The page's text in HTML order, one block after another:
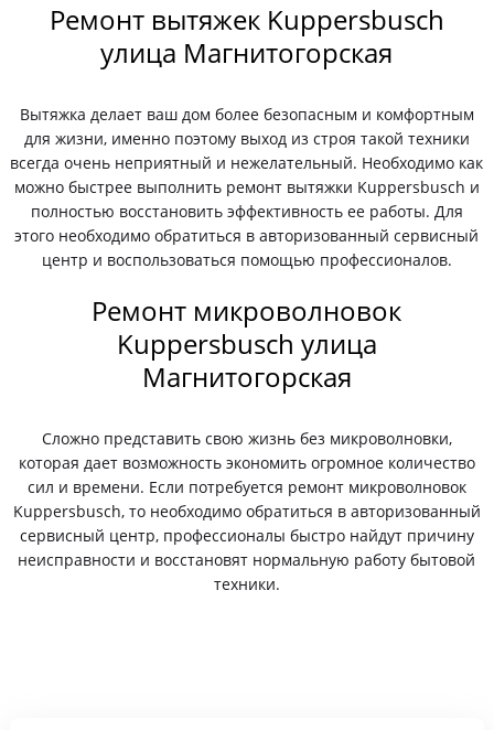
Ремонт вытяжек Kuppersbusch
улица Магнитогорская
Вытяжка делает ваш дом более безопасным и комфортным
для жизни, именно поэтому выход из строя такой техники
всегда очень неприятный и нежелательный. Необходимо как
можно быстрее выполнить ремонт вытяжки Kuppersbusch и
полностью восстановить эффективность ее работы. Для
этого необходимо обратиться в авторизованный сервисный
центр и воспользоваться помощью профессионалов.
Ремонт микроволновок
Kuppersbusch улица
Магнитогорская
Сложно представить свою жизнь без микроволновки,
которая дает возможность экономить огромное количество
сил и времени. Если потребуется ремонт микроволновок
Kuppersbusch, то необходимо обратиться в авторизованный
сервисный центр, профессионалы быстро найдут причину
неисправности и восстановят нормальную работу бытовой
техники.